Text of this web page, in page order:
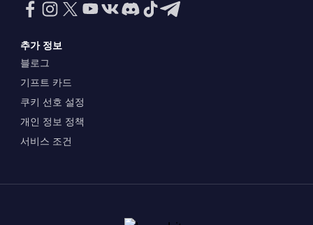
추가 정보
블로그
기프트 카드
쿠키 선호 설정
개인 정보 정책
서비스 조건